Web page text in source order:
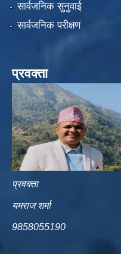
सार्वजनिक सुनुवाई
सार्वजनिक परीक्षण
प्रवक्ता
प्रवक्ता
यमराज शर्मा
9858055190